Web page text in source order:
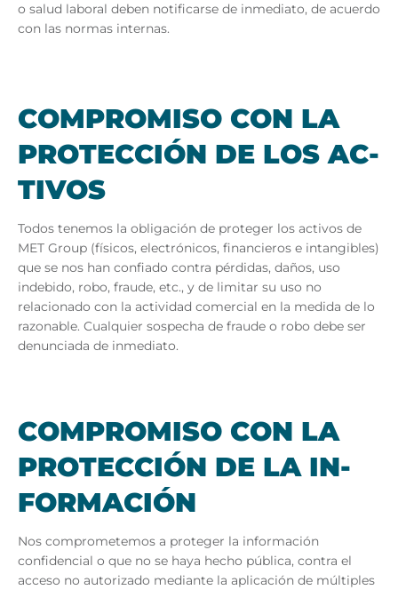
o salud laboral deben notificarse de inmediato, de acuerdo
con las normas internas.
COM­PRO­MI­SO CON LA
PRO­TEC­CIÓN DE LOS AC­
TI­VOS
Todos tenemos la obligación de proteger los activos de
MET Group (físicos, electrónicos, financieros e intangibles)
que se nos han confiado contra pérdidas, daños, uso
indebido, robo, fraude, etc., y de limitar su uso no
relacionado con la actividad comercial en la medida de lo
razonable. Cualquier sospecha de fraude o robo debe ser
denunciada de inmediato.
COM­PRO­MI­SO CON LA
PRO­TEC­CIÓN DE LA IN­
FOR­MA­CIÓN
Nos comprometemos a proteger la información
confidencial o que no se haya hecho pública, contra el
acceso no autorizado mediante la aplicación de múltiples